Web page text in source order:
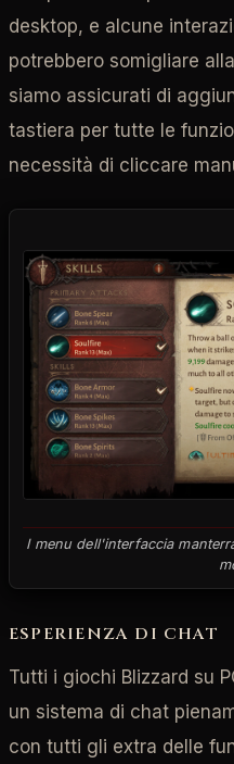
desktop, e alcune
potrebbero somigliare
siamo assicurati di
tastiera per tutte le
necessità di cliccare
I menu dell'interfaccia
ESPERIENZA DI CHAT
Tutti i giochi Blizzard su
un sistema di chat
con tutti gli extra delle